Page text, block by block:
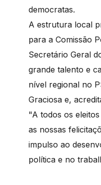
democratas.
A estrutura local
para a Comissão
Secretário Geral
grande talento e
nível regional no
Graciosa e,
"A todos os
as nossas
impulso ao
política e no